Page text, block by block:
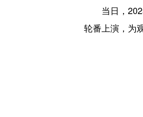
当日，2025
轮番上演，为